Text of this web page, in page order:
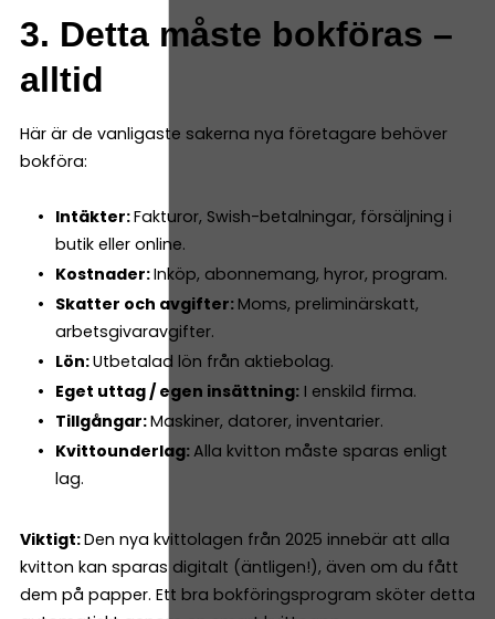
3. Detta måste bokföras –
alltid
Här är de vanligaste sakerna nya företagare behöver
bokföra:
Intäkter:Fakturor, Swish-betalningar, försäljning i
butik eller online.
Kostnader:Inköp, abonnemang, hyror, program.
Skatter och avgifter: Moms, preliminärskatt,
arbetsgivaravgifter.
Lön:Utbetalad lön från aktiebolag.
Eget uttag / egen insättning:I enskild firma.
Tillgångar:Maskiner, datorer, inventarier.
Kvittounderlag:Alla kvitton måste sparas enligt
lag.
Viktigt:Den nya kvittolagen från 2025 innebär att alla
kvitton kan sparas digitalt (äntligen!), även om du fått
dem på papper. Ett bra bokföringsprogram sköter detta